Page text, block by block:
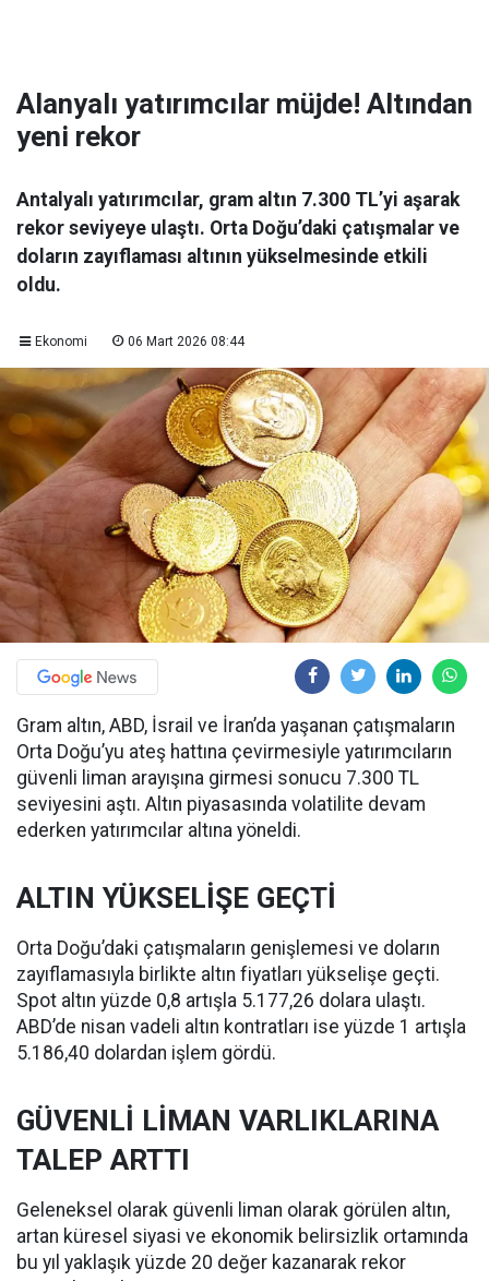
Alanyalı yatırımcılar müjde! Altından
yeni rekor
Antalyalı yatırımcılar, gram altın 7.300 TL’yi aşarak
rekor seviyeye ulaştı. Orta Doğu’daki çatışmalar ve
doların zayıflaması altının yükselmesinde etkili
oldu.
Ekonomi 06 Mart 2026 08:44
Gram altın, ABD, İsrail ve İran’da yaşanan çatışmaların
Orta Doğu’yu ateş hattına çevirmesiyle yatırımcıların
güvenli liman arayışına girmesi sonucu 7.300 TL
seviyesini aştı. Altın piyasasında volatilite devam
ederken yatırımcılar altına yöneldi.
ALTIN YÜKSELİŞE GEÇTİ
Orta Doğu’daki çatışmaların genişlemesi ve doların
zayıflamasıyla birlikte altın fiyatları yükselişe geçti.
Spot altın yüzde 0,8 artışla 5.177,26 dolara ulaştı.
ABD’de nisan vadeli altın kontratları ise yüzde 1 artışla
5.186,40 dolardan işlem gördü.
GÜVENLİ LİMAN VARLIKLARINA
TALEP ARTTI
Geleneksel olarak güvenli liman olarak görülen altın,
artan küresel siyasi ve ekonomik belirsizlik ortamında
bu yıl yaklaşık yüzde 20 değer kazanarak rekor